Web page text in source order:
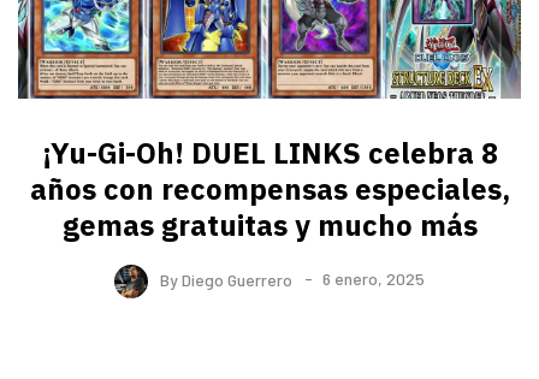
¡Yu-Gi-Oh! DUEL LINKS celebra 8
años con recompensas especiales,
gemas gratuitas y mucho más
ByDiego Guerrero 6 enero, 2025